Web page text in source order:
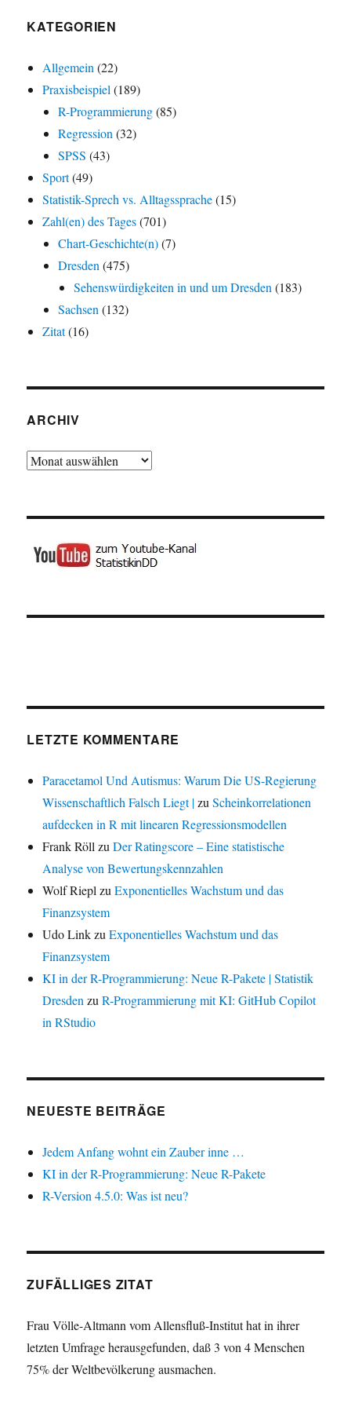
KATEGORIEN
Allgemein (22)
Praxisbeispiel (189)
R-Programmierung(85)
Regression (32)
SPSS (43)
Sport(49)
Statistik-Sprech vs. Alltagssprache(15)
Zahl(en) des Tages(701)
Chart-Geschichte(n)(7)
Dresden (475)
Sehenswürdigkeiten in und um Dresden (183)
Sachsen (132)
Zitat(16)
ARCHIV
Archiv
LETZTE KOMMENTARE
Paracetamol Und Autismus: Warum Die US-Regierung
Wissenschaftlich Falsch Liegt |zuScheinkorrelationen
aufdecken in R mit linearen Regressionsmodellen
Frank Röll zuDer Ratingscore – Eine statistische
Analyse von Bewertungskennzahlen
Wolf Riepl zuExponentielles Wachstum und das
Finanzsystem
Udo LinkzuExponentielles Wachstum und das
Finanzsystem
KI in der R-Programmierung: Neue R-Pakete | Statistik
Dresden zuR-Programmierung mit KI: GitHub Copilot
in RStudio
NEUESTE BEITRÄGE
Jedem Anfang wohnt ein Zauber inne …
KI in der R-Programmierung: Neue R-Pakete
R-Version 4.5.0: Was ist neu?
ZUFÄLLIGES ZITAT
Frau Völle-Altmann vom Allensfluß-Institut hat in ihrer
letzten Umfrage herausgefunden, daß 3 von 4 Menschen
75% der Weltbevölkerung ausmachen.